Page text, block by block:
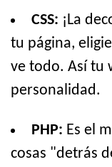
CSS: ¡La
tu página,
ve todo. Así tu
personalidad.
PHP: Es el
cosas "detrás